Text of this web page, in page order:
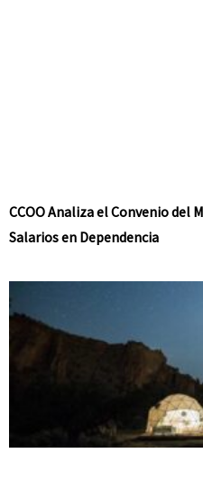
CCOO Analiza el Convenio del
Salarios en Dependencia